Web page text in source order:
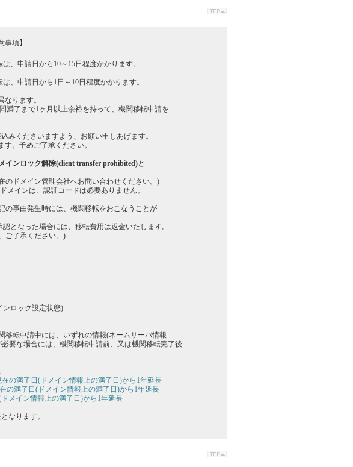
項】
、申請日から10～15日程度かかります。
、申請日から1日～10日程度かかります。
ります。
了まで1ヶ月以上余裕を持って、機関移転申請を
みくださいますよう、お願い申しあげます。
。予めご了承ください。
インロック解除(client transfer prohibited)と
ドメイン管理会社へお問い合わせください。)
メインは、認証コードは必要ありません。
の事由発生時には、機関移転をおこなうことが
となった場合には、移転費用は返金いたします。
ご了承ください。)
ンロック設定状態)
移転申請中には、いずれの情報(ネームサーバ情報
要な場合には、機関移転申請前、又は機関移転完了後
在の満了日(ドメイン情報上の満了日)から1年延長
の満了日(ドメイン情報上の満了日)から1年延長
メイン情報上の満了日)から1年延長
なります。